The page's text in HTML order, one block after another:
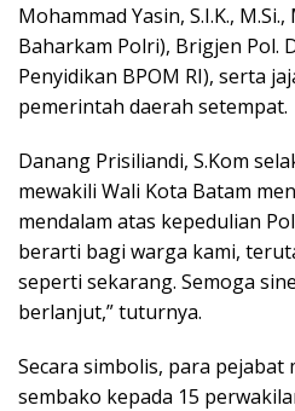
Mohammad Yasin, S.I.K.,
Baharkam Polri), Brigjen Pol.
Penyidikan BPOM RI), serta
pemerintah daerah setempat.
Danang Prisiliandi, S.Kom
mewakili Wali Kota Batam
mendalam atas kepedulian
berarti bagi warga kami,
seperti sekarang. Semoga
berlanjut,” tuturnya.
Secara simbolis, para
sembako kepada 15